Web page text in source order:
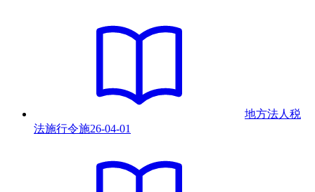
地方法人税
法施行令施26-04-01